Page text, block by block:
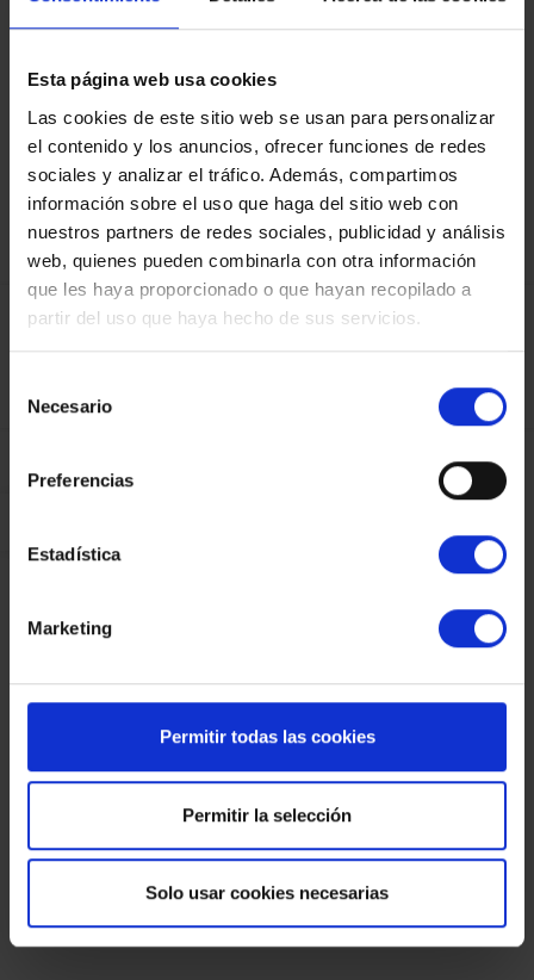
Esta página web usa cookies
Las cookies de este sitio web se usan para personalizar
el contenido y los anuncios, ofrecer funciones de redes
sociales y analizar el tráfico. Además, compartimos
información sobre el uso que haga del sitio web con
nuestros partners de redes sociales, publicidad y análisis
web, quienes pueden combinarla con otra información
que les haya proporcionado o que hayan recopilado a
partir del uso que haya hecho de sus servicios.
Necesario
Preferencias
Estadística
Marketing
Permitir todas las cookies
Permitir la selección
Solo usar cookies necesarias
VALORACIONES
Cómo tasar una vivienda: Guía
para calcular su valor real en 2026